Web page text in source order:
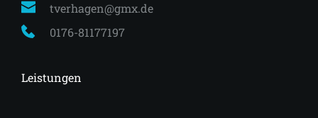
tverhagen@gmx.de
0176-81177197
Leistungen